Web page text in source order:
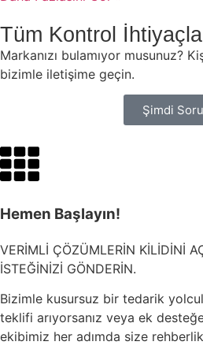
Tüm Kontrol
Markanızı bulamıyor musunuz?
bizimle iletişime geçin.
Şimdi
Hemen Başlayın!
VERİMLİ ÇÖZÜMLERİN KİLİDİNİ
İSTEĞİNİZİ GÖNDERİN.
Bizimle kusursuz bir tedarik
teklifi arıyorsanız veya ek
ekibimiz her adımda size